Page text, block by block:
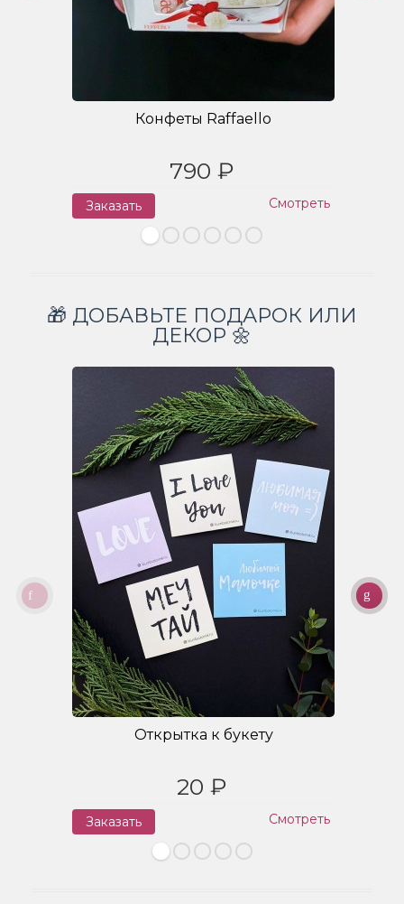
Конфеты Raffaello
790 ₽
Заказать Смотреть
🎁 ДОБАВЬТЕ ПОДАРОК ИЛИ
ДЕКОР 🌼
Открытка к букету
20 ₽
Заказать Смотреть